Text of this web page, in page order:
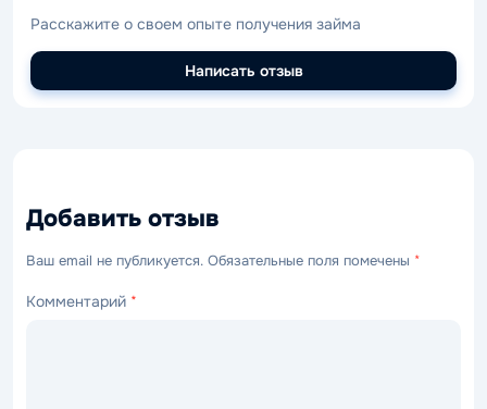
Расскажите о своем опыте получения займа
Написать отзыв
Добавить отзыв
Ваш email не публикуется. Обязательные поля помечены *
Комментарий *